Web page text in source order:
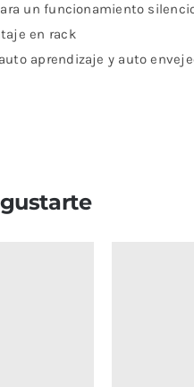
un funcionamiento
en rack
aprendizaje y auto